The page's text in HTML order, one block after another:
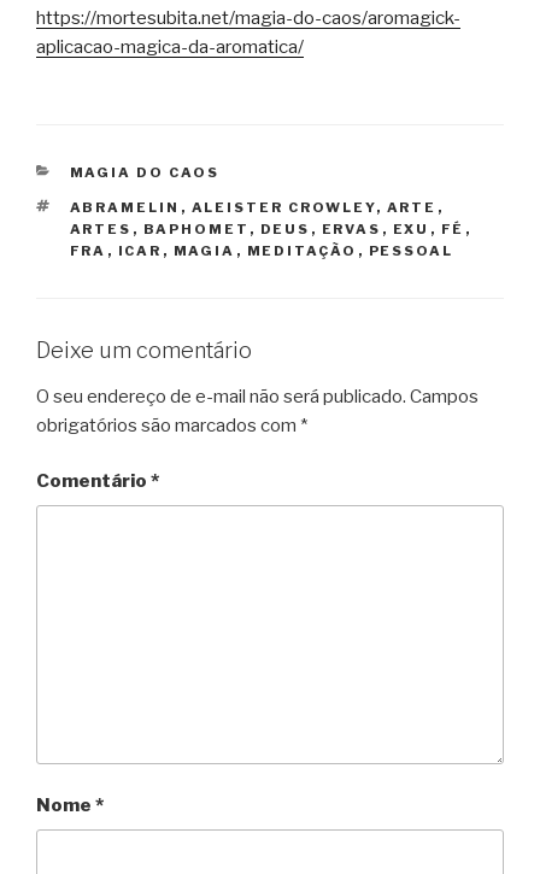
https://mortesubita.net/magia-do-caos/aromagick-
aplicacao-magica-da-aromatica/
CATEGORIAS
MAGIA DO CAOS
TAGS
ABRAMELIN , ALEISTER CROWLEY, ARTE ,
ARTES , BAPHOMET , DEUS , ERVAS , EXU , FÉ ,
FRA , ICAR , MAGIA , MEDITAÇÃO , PESSOAL
Deixe um comentário
O seu endereço de e-mail não será publicado. Campos
obrigatórios são marcados com *
Comentário *
Nome *